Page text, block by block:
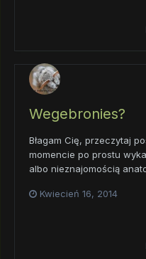
Wegebronies?
Błagam Cię, przeczytaj
momencie po prostu
albo nieznajomością
Kwiecień 16, 2014